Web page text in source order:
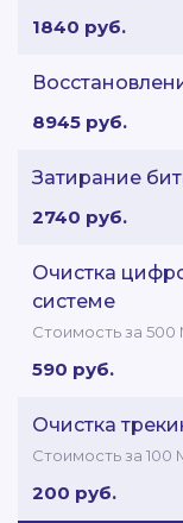
1840 руб.
8945 руб.
Затирание
2740 руб.
Очистка
системе
Стоимость за
590 руб.
Очистка
Стоимость за 100
200 руб.